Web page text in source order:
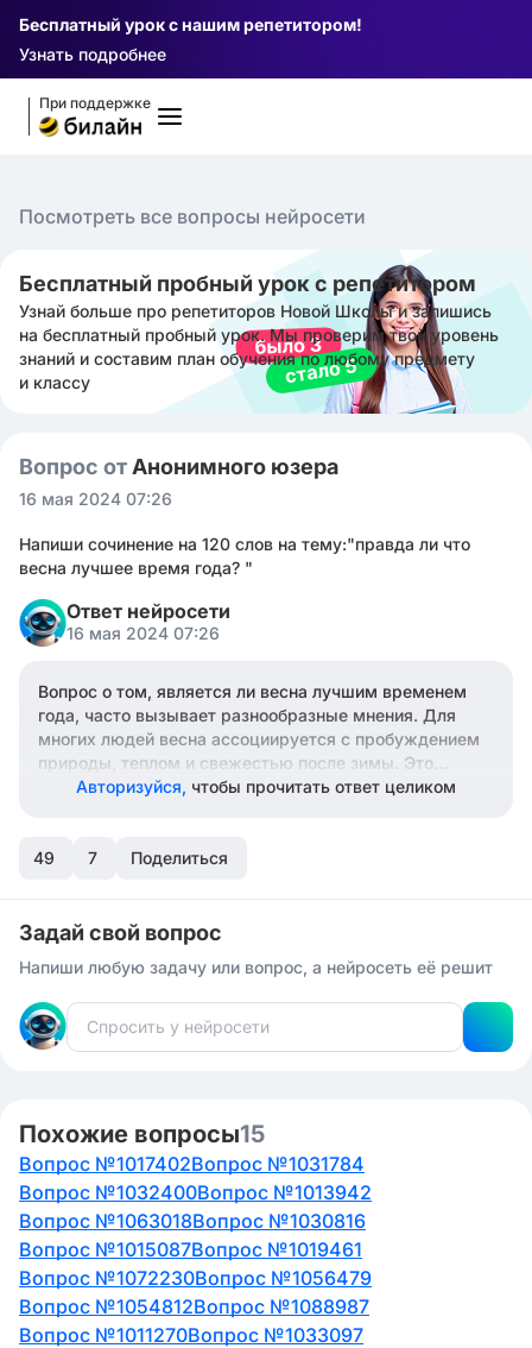
Бесплатный урок с нашим репетитором!
Узнать подробнее
При поддержке
Посмотреть все вопросы нейросети
Бесплатный пробный урок с репетитором
Узнай больше про репетиторов Новой Школы и запишись
на бесплатный пробный урок. Мы проверим твой уровень
знаний и составим план обучения по любому предмету
и классу
Вопрос от Анонимного юзера
16 мая 2024 07:26
Напиши сочинение на 120 слов на тему:"правда ли что
весна лучшее время года? "
Ответ нейросети
16 мая 2024 07:26
Вопрос о том, является ли весна лучшим временем
года, часто вызывает разнообразные мнения. Для
многих людей весна ассоциируется с пробуждением
природы, теплом и свежестью после зимы. Это
время, когда цветут первые цветы, появляются пение
года из-за различных причин, таких как жара или
особенности и привлекательные стороны. Поэтому,
вопрос о том, является ли весна лучшим временем
зависеть от личных предпочтений и воспоминаний
каждого человека.
Авторизуйся, чтобы прочитать ответ целиком
49 7 Поделиться
Задай свой вопрос
Напиши любую задачу или вопрос, а нейросеть её решит
Похожие вопросы15
Вопрос №1017402Вопрос №1031784
Вопрос №1032400Вопрос №1013942
Вопрос №1063018Вопрос №1030816
Вопрос №1015087Вопрос №1019461
Вопрос №1072230Вопрос №1056479
Вопрос №1054812Вопрос №1088987
Вопрос №1011270Вопрос №1033097